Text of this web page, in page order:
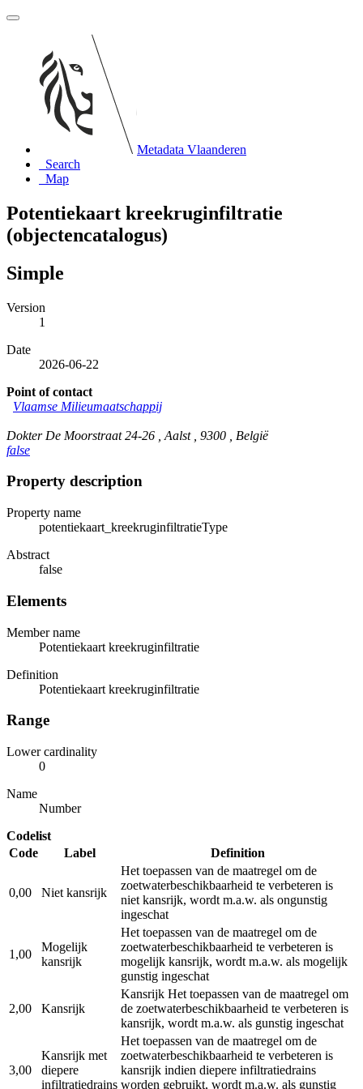
Metadata Vlaanderen
Search
Map
Potentiekaart kreekruginfiltratie
(objectencatalogus)
Simple
Version
1
Date
2026-06-22
Point of contact
Vlaamse Milieumaatschappij
Dokter De Moorstraat 24-26 , Aalst , 9300 , België
false
Property description
Property name
potentiekaart_kreekruginfiltratieType
Abstract
false
Elements
Member name
Potentiekaart kreekruginfiltratie
Definition
Potentiekaart kreekruginfiltratie
Range
Lower cardinality
0
Name
Number
Codelist
Code
Label Definition
0,00 Niet kansrijk
Het toepassen van de maatregel om de
zoetwaterbeschikbaarheid te verbeteren is
niet kansrijk, wordt m.a.w. als ongunstig
ingeschat
1,00
Mogelijk
kansrijk
Het toepassen van de maatregel om de
zoetwaterbeschikbaarheid te verbeteren is
mogelijk kansrijk, wordt m.a.w. als mogelijk
gunstig ingeschat
2,00 Kansrijk
Kansrijk Het toepassen van de maatregel om
de zoetwaterbeschikbaarheid te verbeteren is
kansrijk, wordt m.a.w. als gunstig ingeschat
3,00
Kansrijk met
diepere
infiltratiedrains
Het toepassen van de maatregel om de
zoetwaterbeschikbaarheid te verbeteren is
kansrijk indien diepere infiltratiedrains
worden gebruikt, wordt m.a.w. als gunstig